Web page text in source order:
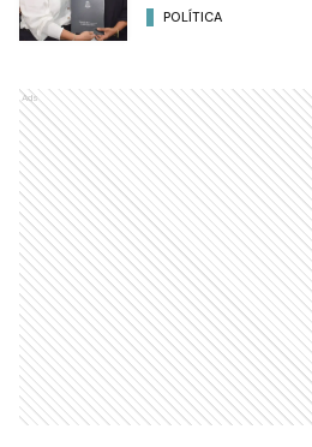
POLÍTICA
Ads